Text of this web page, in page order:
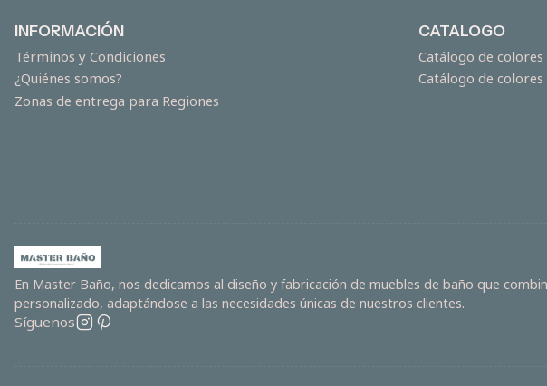
INFORMACIÓN
Términos y Condiciones
¿Quiénes somos?
Zonas de entrega para Regiones
CATALOGO
Catálogo de colores
Catálogo de
En Master Baño, nos dedicamos al diseño y fabricación de muebles de baño que
personalizado, adaptándose a las necesidades únicas de nuestros clientes.
Síguenos